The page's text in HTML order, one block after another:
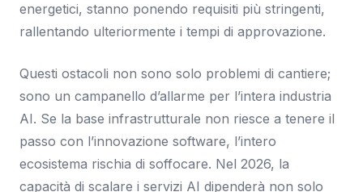
energetici, stanno ponendo requisiti più stringenti,
rallentando ulteriormente i tempi di approvazione.
Questi ostacoli non sono solo problemi di cantiere;
sono un campanello d’allarme per l’intera industria
AI. Se la base infrastrutturale non riesce a tenere il
passo con l’innovazione software, l’intero
ecosistema rischia di soffocare. Nel 2026, la
capacità di scalare i servizi AI dipenderà non solo